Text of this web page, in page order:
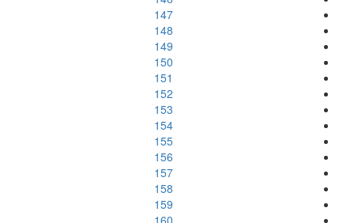
147
148
149
150
151
152
153
154
155
156
157
158
159